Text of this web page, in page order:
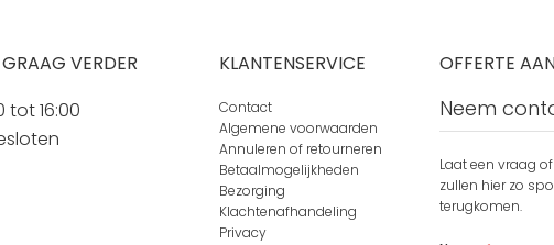
VERDER
16:00
KLANTENSERVICE
Contact
Algemene voorwaarden
Annuleren of retourneren
Betaalmogelijkheden
Bezorging
Klachtenafhandeling
Privacy
OFFERTE
Neem
Laat een vraag
zullen hier zo
terugkomen.